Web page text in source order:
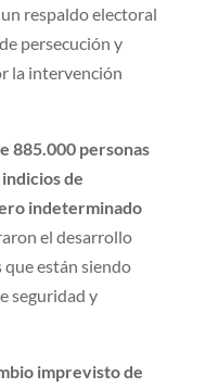
un respaldo electoral
persecución y
la intervención
885.000 personas
de
indeterminado
el desarrollo
están siendo
seguridad y
imprevisto de